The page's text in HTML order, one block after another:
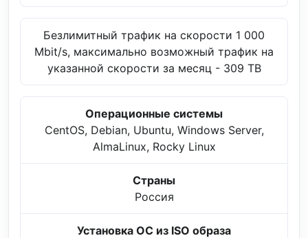
Безлимитный трафик на скорости 1 000
Mbit/s, максимально возможный трафик на
указанной скорости за месяц - 309 TB
Операционные системы
CentOS, Debian, Ubuntu, Windows Server,
AlmaLinux, Rocky Linux
Страны
Россия
Установка ОС из ISO образа